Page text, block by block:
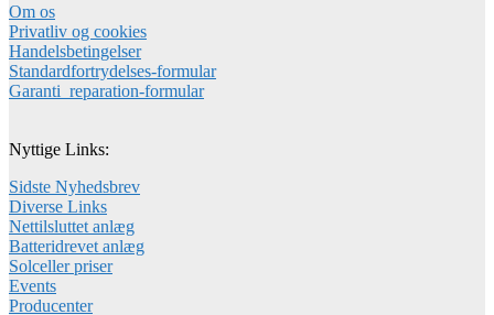
Om os
Privatliv og cookies
Handelsbetingelser
Standardfortrydelses-formular
Garanti_reparation-formular
Nyttige Links:
Sidste Nyhedsbrev
Diverse Links
Nettilsluttet anlæg
Batteridrevet anlæg
Solceller priser
Events
Producenter